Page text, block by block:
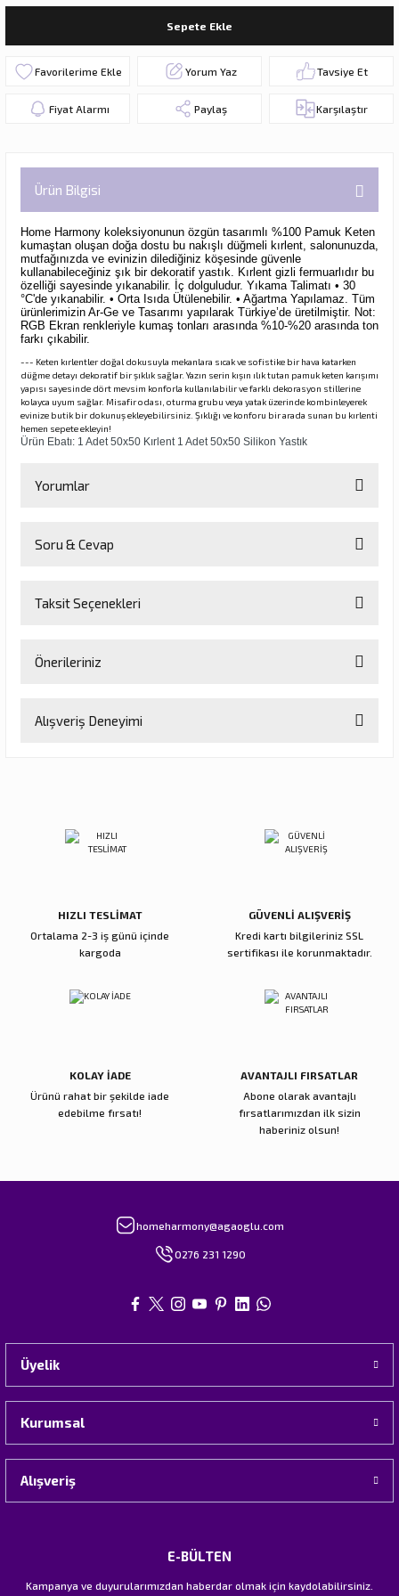
Sepete Ekle
Yorum Yaz Tavsiye Et
Fiyat Alarmı Paylaş Karşılaştır
Ürün Bilgisi
Home Harmony koleksiyonunun özgün tasarımlı %100 Pamuk Keten
kumaştan oluşan doğa dostu bu nakışlı düğmeli kırlent, salonunuzda,
mutfağınızda ve evinizin dilediğiniz köşesinde güvenle
kullanabileceğiniz şık bir dekoratif yastık. Kırlent gizli fermuarlıdır bu
özelliği sayesinde yıkanabilir. İç dolguludur. Yıkama Talimatı • 30
°C'de yıkanabilir. • Orta Isıda Ütülenebilir. • Ağartma Yapılamaz. Tüm
ürünlerimizin Ar-Ge ve Tasarımı yapılarak Türkiye’de üretilmiştir. Not:
RGB Ekran renkleriyle kumaş tonları arasında %10-%20 arasında ton
farkı çıkabilir.
--- Keten kırlentler doğal dokusuyla mekanlara sıcak ve sofistike bir hava katarken
düğme detayı dekoratif bir şıklık sağlar. Yazın serin kışın ılık tutan pamuk keten karışımı
yapısı sayesinde dört mevsim konforla kullanılabilir ve farklı dekorasyon stillerine
kolayca uyum sağlar. Misafir odası, oturma grubu veya yatak üzerinde kombinleyerek
evinize butik bir dokunuş ekleyebilirsiniz. Şıklığı ve konforu bir arada sunan bu kırlenti
hemen sepete ekleyin!
Ürün Ebatı: 1 Adet 50x50 Kırlent 1 Adet 50x50 Silikon Yastık
Yorumlar
Soru & Cevap
Taksit Seçenekleri
Önerileriniz
konularda yetersiz gördüğünüz noktaları öneri formunu kullanarak
Ürün açıklamasında eksik bilgiler bulunuyor.
Ürün bilgilerinde hatalar bulunuyor.
Alışveriş Deneyimi
HIZLI TESLİMAT
Ortalama 2-3 iş günü içinde
kargoda
GÜVENLİ ALIŞVERİŞ
Kredi kartı bilgileriniz SSL
sertifikası ile korunmaktadır.
KOLAY İADE
Ürünü rahat bir şekilde iade
edebilme fırsatı!
AVANTAJLI FIRSATLAR
Abone olarak avantajlı
fırsatlarımızdan ilk sizin
haberiniz olsun!
homeharmony@agaoglu.com
0276 231 1290
Üyelik
Kurumsal
Alışveriş
E-BÜLTEN
Kampanya ve duyurularımızdan haberdar olmak için kaydolabilirsiniz.